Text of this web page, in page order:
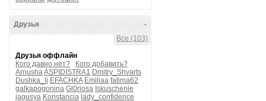
-
Друзья
Все (103)
Друзья оффлайн
Кого давно нет?
Кого добавить?
ArnushaASPIDISTRA1 Dmitry_Shvarts
Dushka_li EFACHKA Emiliaa fatima62
galkapogonina Gl0riosa Iskuschenie
jagusya Konstancia lady_confidence